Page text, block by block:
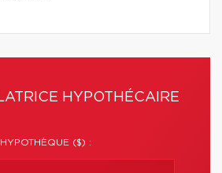
HYPOTHÉCAIRE
($) :